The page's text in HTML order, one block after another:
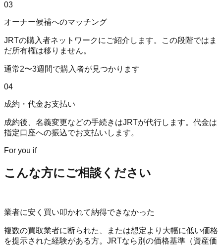
03
オーナー候補へのマッチング
JRTの購入者ネットワークにご紹介します。この段階ではま
だ所有権は移りません。
通常2〜3週間で購入者が見つかります
04
成約・代金お支払い
成約後、名義変更などの手続きはJRTが代行します。代金は
指定口座への振込でお支払いします。
For you if
こんな方にご相談ください
業者に安く買い叩かれて納得できなかった
複数の買取業者に断られた、または想定より大幅に低い価格
を提示された経験がある方。JRTなら別の価格基準（資産価